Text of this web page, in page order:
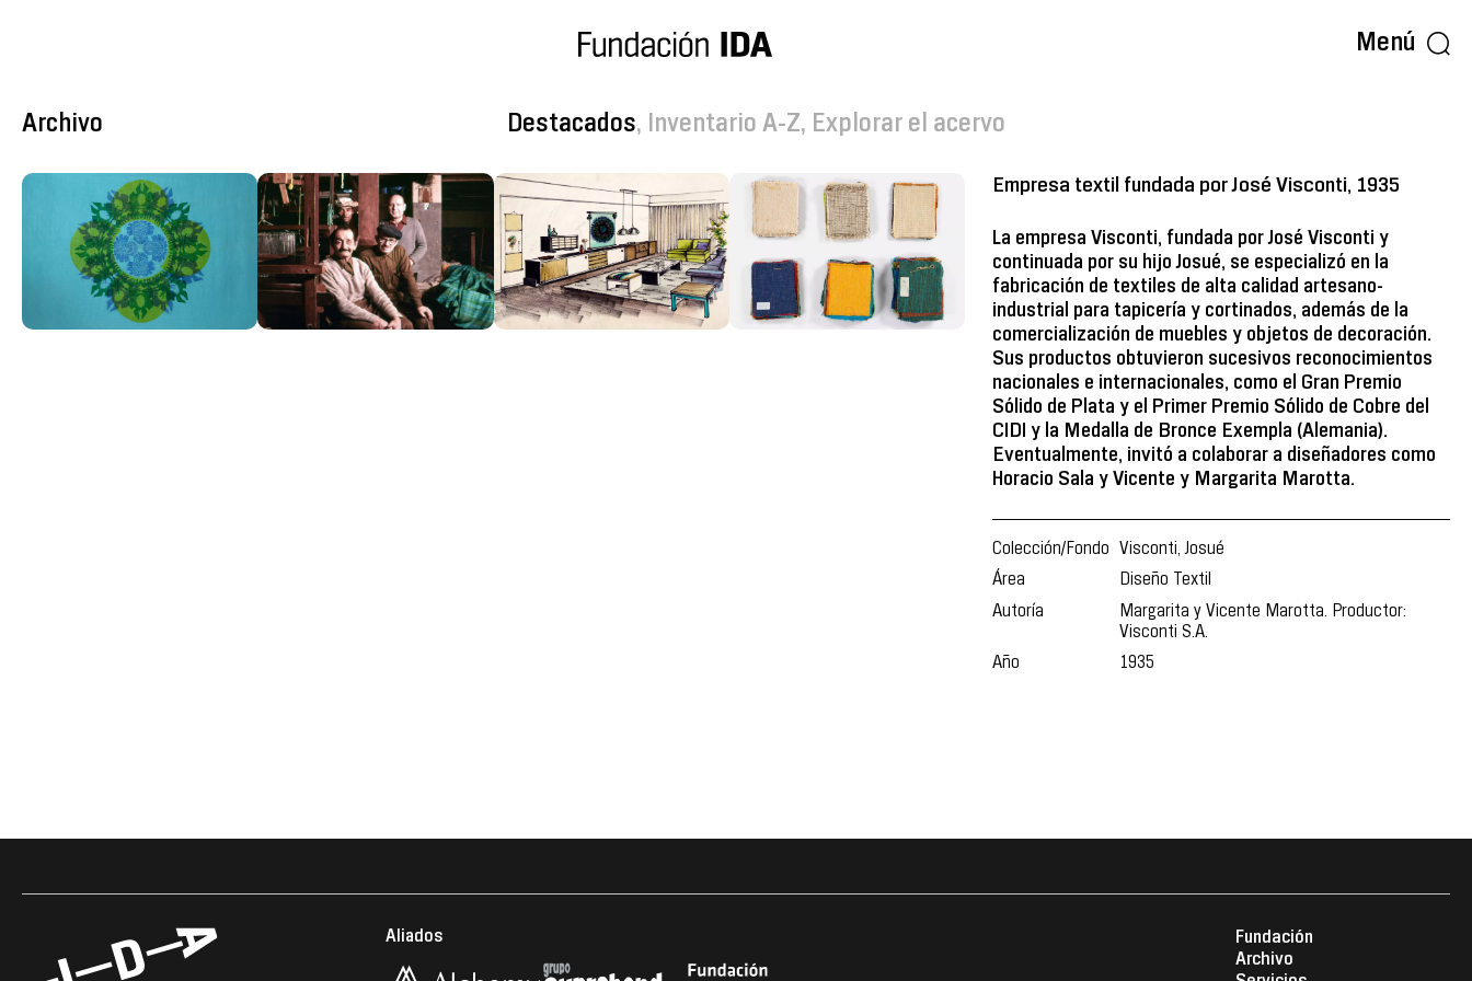
Menú
Archivo Destacados, Inventario A-Z, Explorar el acervo
Empresa textil fundada por José Visconti, 1935
La empresa Visconti, fundada por José Visconti y
continuada por su hijo Josué, se especializó en la
fabricación de textiles de alta calidad artesano-
industrial para tapicería y cortinados, además de la
comercialización de muebles y objetos de decoración.
Sus productos obtuvieron sucesivos reconocimientos
nacionales e internacionales, como el Gran Premio
Sólido de Plata y el Primer Premio Sólido de Cobre del
CIDI y la Medalla de Bronce Exempla (Alemania).
Eventualmente, invitó a colaborar a diseñadores como
Horacio Sala y Vicente y Margarita Marotta.
Colección/Fondo Visconti, Josué
Área Diseño Textil
Autoría
Margarita y Vicente Marotta. Productor:
Visconti S.A.
Año 1935
Aliados
Fundación
Archivo